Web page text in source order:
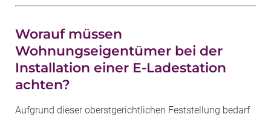
Worauf müssen
Wohnungseigentümer bei der
Installation einer E-Ladestation
achten?
Aufgrund dieser oberstgerichtlichen Feststellung bedarf